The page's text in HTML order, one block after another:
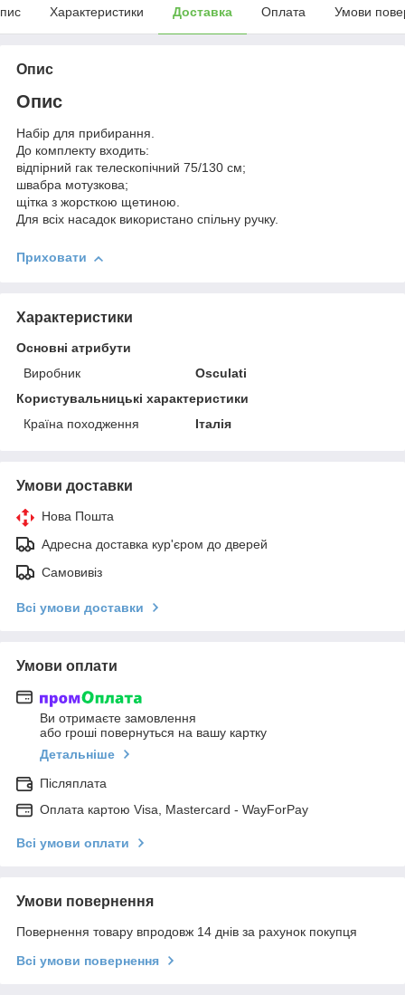
Характеристики Доставка Оплата Умови
Опис
Опис
Набір для прибирання.
До комплекту входить:
відпірний гак телескопічний 75/130 см;
швабра мотузкова;
щітка з жорсткою щетиною.
Для всіх насадок використано спільну ручку.
Приховати
Характеристики
Основні атрибути
Виробник
Osculati
Користувальницькі характеристики
Країна походження
Італія
Умови доставки
Нова Пошта
Адресна доставка кур'єром до дверей
Самовивіз
Всі умови доставки
Умови оплати
Ви отримаєте замовлення
або гроші повернуться на вашу картку
Детальніше
Післяплата
Оплата картою Visa, Mastercard - WayForPay
Всі умови оплати
Умови повернення
Повернення товару впродовж 14 днів за рахунок покупця
Всі умови повернення